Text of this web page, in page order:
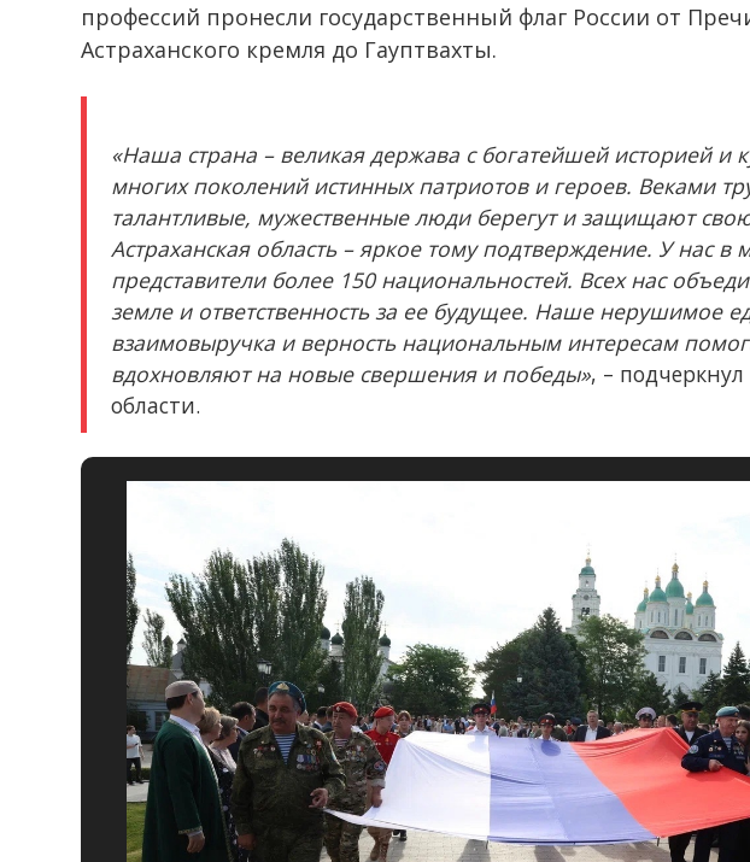
профессий пронесли государственный флаг России от
Астраханского кремля до Гауптвахты.
«Наша страна – великая держава с богатейшей историей и
многих поколений истинных патриотов и героев. Веками
талантливые, мужественные люди берегут и защищают
Астраханская область – яркое тому подтверждение. У нас в
представители более 150 национальностей. Всех нас
земле и ответственность за ее будущее. Наше нерушимое
взаимовыручка и верность национальным интересам
вдохновляют на новые свершения и победы», –
области.